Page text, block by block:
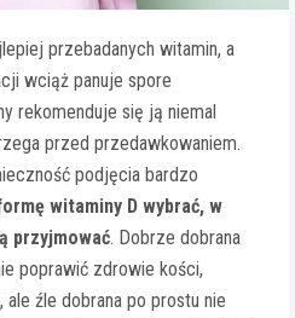
przebadanych witamin, a
wciąż panuje spore
rekomenduje się ją niemal
przed przedawkowaniem.
podjęcia bardzo
witaminy D wybrać, w
przyjmować. Dobrze dobrana
poprawić zdrowie kości,
źle dobrana po prostu nie